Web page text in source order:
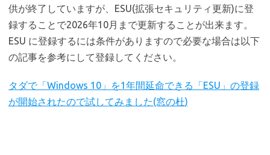
供が終了していますが、ESU(拡張セキュリティ更新)に登
録することで2026年10月まで更新することが出来ます。
ESU に登録するには条件がありますので必要な場合は以下
の記事を参考にして登録してください。
タダで「Windows 10」を1年間延命できる「ESU」の登録
が開始されたので試してみました(窓の杜)